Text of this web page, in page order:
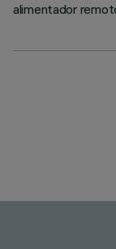
alimentador